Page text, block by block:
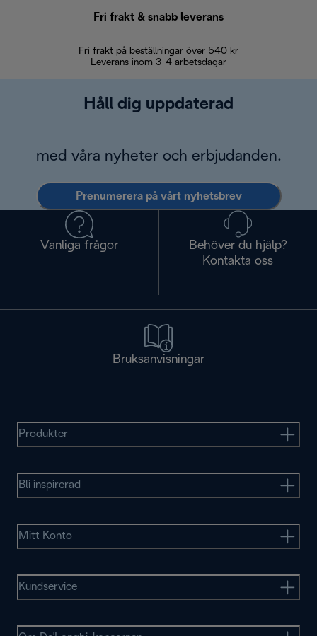
Fri frakt & snabb leverans
Fri frakt på beställningar över 540 kr
Leverans inom 3-4 arbetsdagar
Håll dig uppdaterad
med våra nyheter och erbjudanden.
Prenumerera på vårt nyhetsbrev
Vanliga frågor
Behöver du hjälp?
Kontakta oss
Bruksanvisningar
Produkter
Bli inspirerad
Mitt Konto
Kundservice